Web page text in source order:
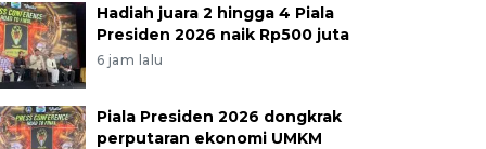
Hadiah juara 2 hingga 4 Piala
Presiden 2026 naik Rp500 juta
6 jam lalu
Piala Presiden 2026 dongkrak
perputaran ekonomi UMKM